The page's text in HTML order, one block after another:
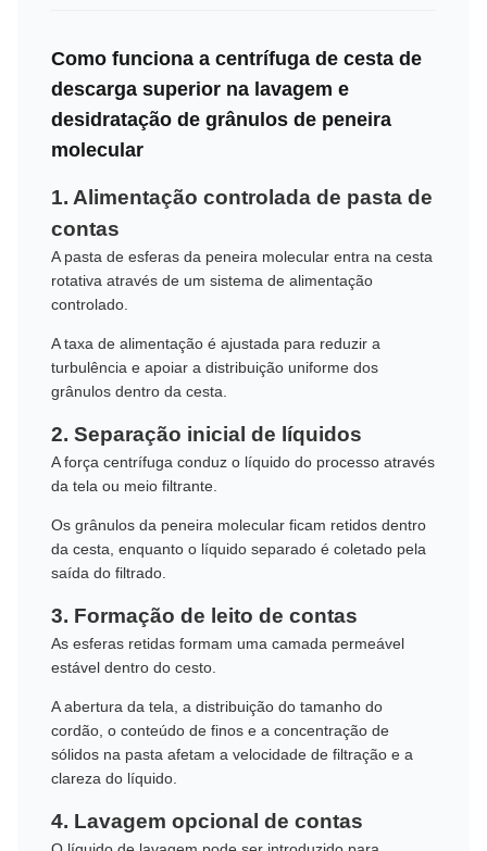
Como funciona a centrífuga de cesta de
descarga superior na lavagem e
desidratação de grânulos de peneira
molecular
1. Alimentação controlada de pasta de
contas
A pasta de esferas da peneira molecular entra na cesta
rotativa através de um sistema de alimentação
controlado.
A taxa de alimentação é ajustada para reduzir a
turbulência e apoiar a distribuição uniforme dos
grânulos dentro da cesta.
2. Separação inicial de líquidos
A força centrífuga conduz o líquido do processo através
da tela ou meio filtrante.
Os grânulos da peneira molecular ficam retidos dentro
da cesta, enquanto o líquido separado é coletado pela
saída do filtrado.
3. Formação de leito de contas
As esferas retidas formam uma camada permeável
estável dentro do cesto.
A abertura da tela, a distribuição do tamanho do
cordão, o conteúdo de finos e a concentração de
sólidos na pasta afetam a velocidade de filtração e a
clareza do líquido.
4. Lavagem opcional de contas